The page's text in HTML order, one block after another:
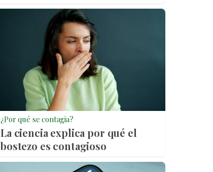
¿Por qué se contagia?
La ciencia explica por qué el
bostezo es contagioso